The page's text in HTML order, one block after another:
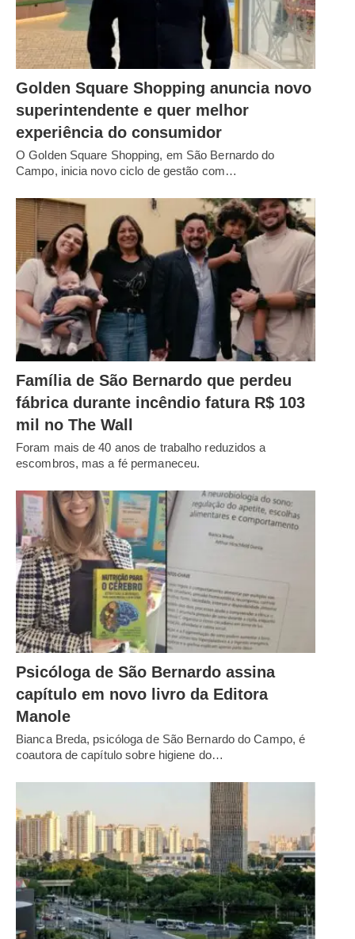
Golden Square Shopping anuncia novo
superintendente e quer melhor
experiência do consumidor
O Golden Square Shopping, em São Bernardo do
Campo, inicia novo ciclo de gestão com…
Família de São Bernardo que perdeu
fábrica durante incêndio fatura R$ 103
mil no The Wall
Foram mais de 40 anos de trabalho reduzidos a
escombros, mas a fé permaneceu.
Psicóloga de São Bernardo assina
capítulo em novo livro da Editora
Manole
Bianca Breda, psicóloga de São Bernardo do Campo, é
coautora de capítulo sobre higiene do…